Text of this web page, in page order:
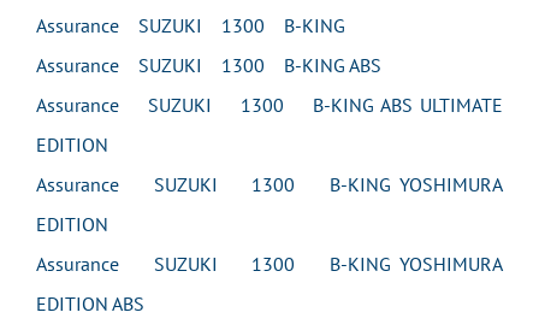
Assurance SUZUKI 1300 B-KING
Assurance SUZUKI 1300 B-KING ABS
Assurance SUZUKI 1300 B-KING ABS ULTIMATE
EDITION
Assurance SUZUKI 1300 B-KING YOSHIMURA
EDITION
Assurance SUZUKI 1300 B-KING YOSHIMURA
EDITION ABS